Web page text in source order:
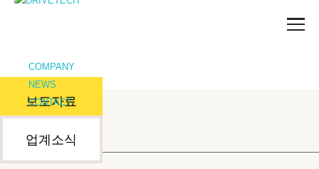
COMPANY
NEWS
CONTACT
보도자료
업계소식